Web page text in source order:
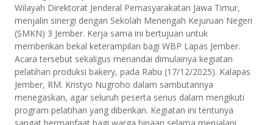
Wilayah Direktorat Jenderal Pemasyarakatan Jawa Timur,
menjalin sinergi dengan Sekolah Menengah Kejuruan Negeri
(SMKN) 3 Jember. Kerja sama ini bertujuan untuk
memberikan bekal keterampilan bagi WBP Lapas Jember.
Acara tersebut sekaligus menandai dimulainya kegiatan
pelatihan produksi bakery, pada Rabu (17/12/2025). Kalapas
Jember, RM. Kristyo Nugroho dalam sambutannya
menegaskan, agar seluruh peserta serius dalam mengikuti
program pelatihan yang diberikan. Kegiatan ini tentunya